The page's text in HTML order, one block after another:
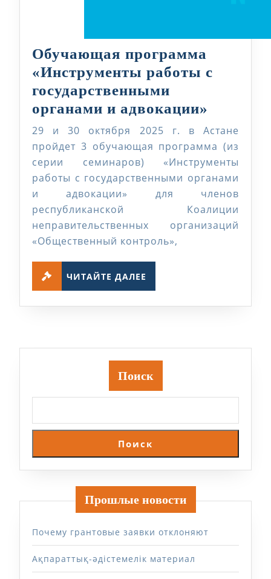
Обучающая программа
«Инструменты работы с
государственными
органами и адвокации»
работы
с
29 и 30 октября 2025 г. в Астане
пройдет 3 обучающая программа (из
серии семинаров) «Инструменты
работы с государственными органами
и адвокации» для членов
республиканской Коалиции
неправительственных организаций
«Общественный контроль»,
ЧИТАЙТЕ ДАЛЕЕ
Поиск
Поиск
Прошлые новости
Почему грантовые заявки отклоняют
Ақпараттық-әдістемелік материал